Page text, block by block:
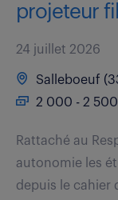
projeteur
24 juillet 2026
Salleboeuf
2 000 - 2
Rattaché au
autonomie les
depuis le cahier